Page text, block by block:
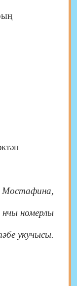
Мостафина,
номерлы
укучысы.